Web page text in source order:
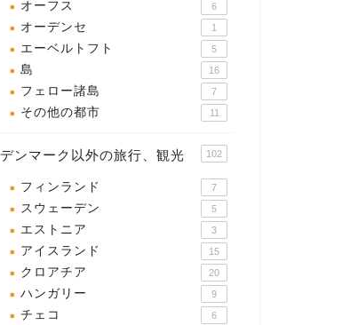
オーフス 6
オーデンセ 1
エーベルトフト 5
島 16
フェロー諸島 7
その他の都市 11
デンマーク以外の旅行、観光 102
フィンランド 7
スウェーデン 5
エストニア 3
アイスランド 15
クロアチア 20
ハンガリー 9
チェコ 6